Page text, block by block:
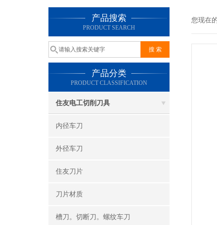
产品搜索
PRODUCT SEARCH
产品分类
PRODUCT CLASSIFICATION
住友电工切削刀具
内径车刀
外径车刀
住友刀片
刀片材质
槽刀。切断刀。螺纹车刀
您现在